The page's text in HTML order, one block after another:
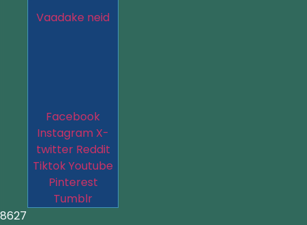
Vaadake neid
Facebook
Instagram X-
twitter Reddit
TiktokYoutube
Pinterest
Tumblr
8627